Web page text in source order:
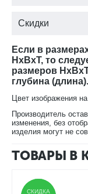
Скидки
Если в
HxBxT, то
размеров
глубина (длина).
Цвет изображения
Производитель
изменения, без
изделия могут не
ТОВАРЫ В
СКИДКА
СКИДКА